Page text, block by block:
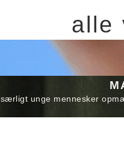
alle
unge mennesker